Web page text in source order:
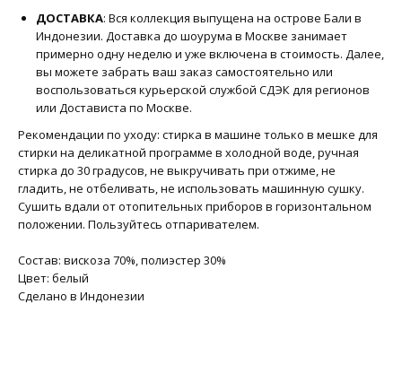
ДОСТАВКА: Вся коллекция выпущена на острове Бали в
Индонезии. Доставка до шоурума в Москве занимает
примерно одну неделю и уже включена в стоимость. Далее,
вы можете забрать ваш заказ самостоятельно или
воспользоваться курьерской службой СДЭК для регионов
или Достависта по Москве.
Рекомендации по уходу: стирка в машине только в мешке для
стирки на деликатной программе в холодной воде, ручная
стирка до 30 градусов, не выкручивать при отжиме, не
гладить, не отбеливать, не использовать машинную сушку.
Сушить вдали от отопительных приборов в горизонтальном
положении. Пользуйтесь отпаривателем.
Состав: вискоза 70%, полиэстер 30%
Цвет: белый
Сделано в Индонезии